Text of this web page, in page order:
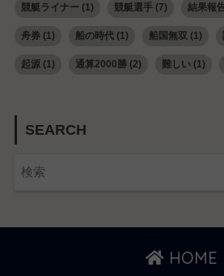
競艇ライナー (1) 競艇選手(7) 結果報
舟券(1) 船の時代(1) 船国無双 (1)
起源(1) 通算2000勝(2) 難しい(1)
SEARCH
HOME